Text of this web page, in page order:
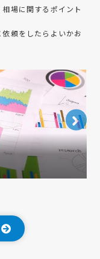
場に関するポイント
頼をしたらよいかお